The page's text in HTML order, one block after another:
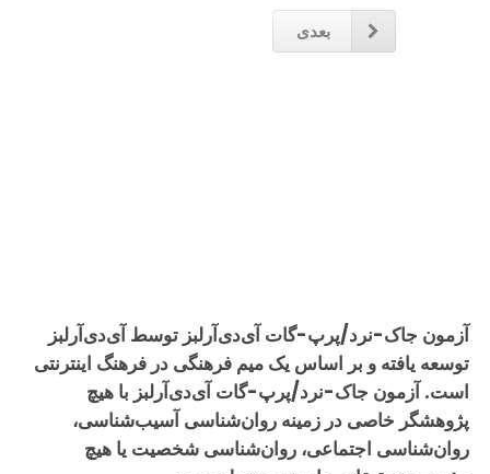
بعدی
آزمون جاک-نرد/پرپ-گات آی‌دی‌آرلبز توسط آی‌دی‌آرلبز
توسعه یافته و بر اساس یک میم فرهنگی در فرهنگ اینترنتی
است. آزمون جاک-نرد/پرپ-گات آی‌دی‌آرلبز با هیچ
پژوهشگر خاصی در زمینه روان‌شناسی آسیب‌شناسی،
روان‌شناسی اجتماعی، روان‌شناسی شخصیت یا هیچ